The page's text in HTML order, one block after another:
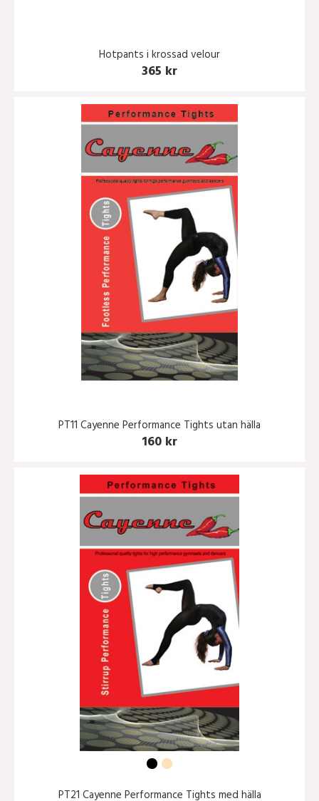
Hotpants i krossad velour
365 kr
PT11 Cayenne Performance Tights utan hälla
160 kr
PT21 Cayenne Performance Tights med hälla